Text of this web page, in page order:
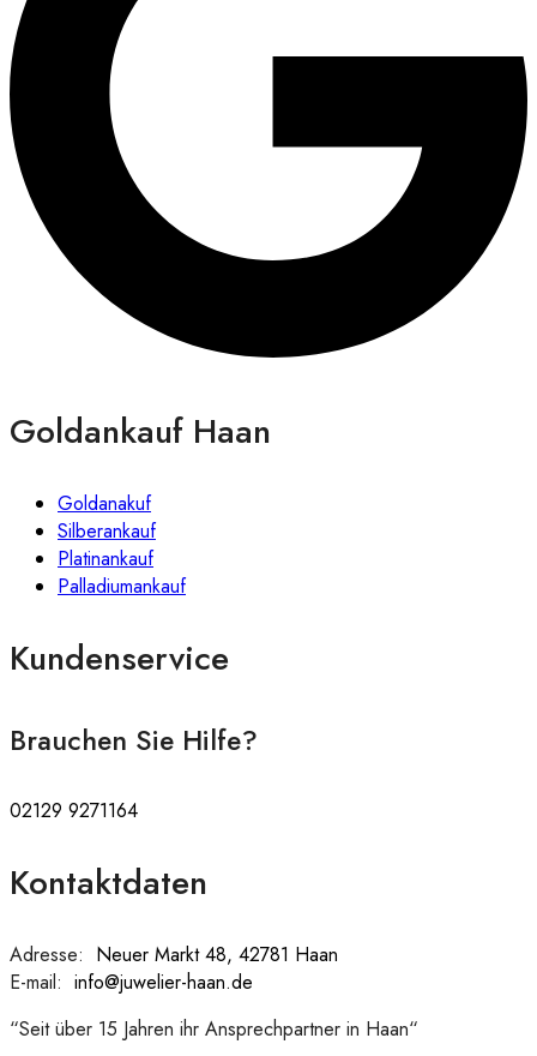
Goldankauf Haan
Goldanakuf
Silberankauf
Platinankauf
Palladiumankauf
Kundenservice
Brauchen Sie Hilfe?
02129 9271164
Kontaktdaten
Adresse: Neuer Markt 48, 42781 Haan
E-mail: info@juwelier-haan.de
“Seit über 15 Jahren ihr Ansprechpartner in Haan“